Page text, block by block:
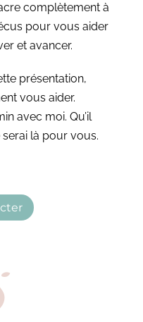
complètement à
pour vous aider
et avancer.
présentation,
vous aider.
avec moi. Qu’il
là pour vous.